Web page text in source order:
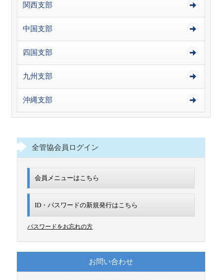
関西支部
中国支部
四国支部
九州支部
沖縄支部
全管協会員ログイン
会員メニューはこちら
ID・パスワードの新規発行は こちら
パスワードをお忘れの方
お問い合わせ